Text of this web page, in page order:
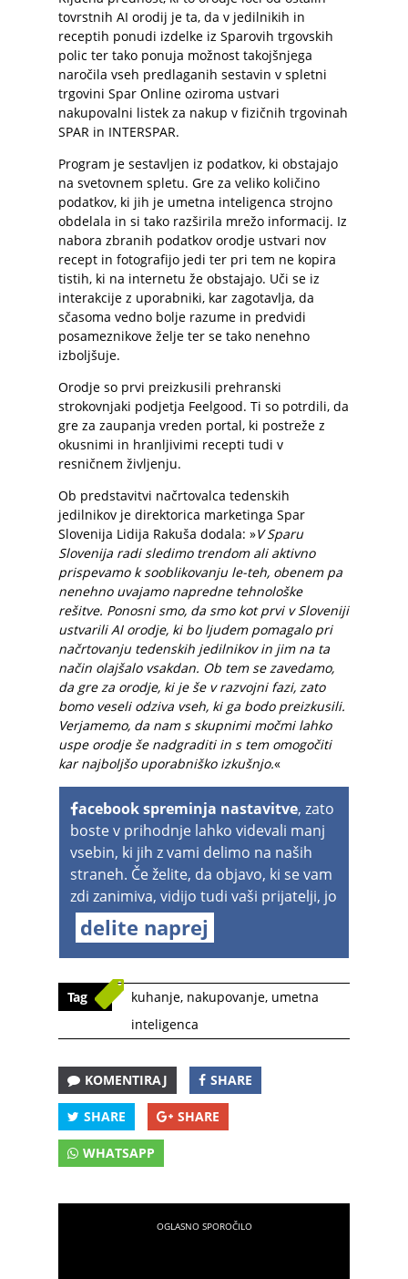
tovrstnih AI orodij je ta, da v jedilnikih in
receptih ponudi izdelke iz Sparovih trgovskih
polic ter tako ponuja možnost takojšnjega
naročila vseh predlaganih sestavin v spletni
trgovini Spar Online oziroma ustvari
nakupovalni listek za nakup v fizičnih trgovinah
SPAR in INTERSPAR.
Program je sestavljen iz podatkov, ki obstajajo
na svetovnem spletu. Gre za veliko količino
podatkov, ki jih je umetna inteligenca strojno
obdelala in si tako razširila mrežo informacij. Iz
nabora zbranih podatkov orodje ustvari nov
recept in fotografijo jedi ter pri tem ne kopira
tistih, ki na internetu že obstajajo. Uči se iz
interakcije z uporabniki, kar zagotavlja, da
sčasoma vedno bolje razume in predvidi
posameznikove želje ter se tako nenehno
izboljšuje.
Orodje so prvi preizkusili prehranski
strokovnjaki podjetja Feelgood. Ti so potrdili, da
gre za zaupanja vreden portal, ki postreže z
okusnimi in hranljivimi recepti tudi v
resničnem življenju.
Ob predstavitvi načrtovalca tedenskih
jedilnikov je direktorica marketinga Spar
Slovenija Lidija Rakuša dodala: »V Sparu
Slovenija radi sledimo trendom ali aktivno
prispevamo k sooblikovanju le-teh, obenem pa
nenehno uvajamo napredne tehnološke
rešitve. Ponosni smo, da smo kot prvi v Sloveniji
ustvarili AI orodje, ki bo ljudem pomagalo pri
načrtovanju tedenskih jedilnikov in jim na ta
način olajšalo vsakdan. Ob tem se zavedamo,
da gre za orodje, ki je še v razvojni fazi, zato
bomo veseli odziva vseh, ki ga bodo preizkusili.
Verjamemo, da nam s skupnimi močmi lahko
uspe orodje še nadgraditi in s tem omogočiti
kar najboljšo uporabniško izkušnjo.«
acebook spreminja nastavitve, zato
boste v prihodnje lahko videvali manj
vsebin, ki jih z vami delimo na naših
straneh. Če želite, da objavo, ki se vam
zdi zanimiva, vidijo tudi vaši prijatelji, jo
delite naprej
Tag kuhanje, nakupovanje, umetna
inteligenca
KOMENTIRAJ SHARE
SHARE SHARE
WHATSAPP